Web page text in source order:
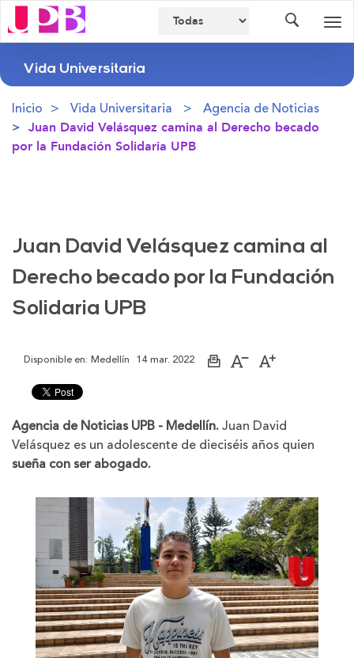
Vida Universitaria
Inicio Vida Universitaria Agencia de Noticias
Juan David Velásquez camina al Derecho becado
por la Fundación Solidaria UPB
Juan David Velásquez camina al
Derecho becado por la Fundación
Solidaria UPB
Disponible en: Medellín 14 mar. 2022
ImprimirAumentar
letra
Disminuir
letra
Agencia de Noticias UPB - Medellín.Juan David
Velásquez es un adolescente de dieciséis años quien
sueña con ser abogado.